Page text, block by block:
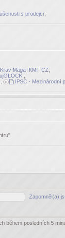
s prodejci,
Krav Maga IKMF CZ
,
IPSC - Mezinárodní
Zapomněl(a)
během posledních 5